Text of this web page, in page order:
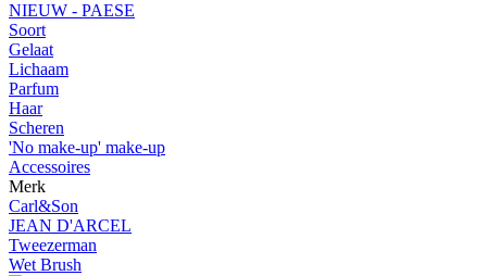
NIEUW - PAESE
Soort
Gelaat
Lichaam
Parfum
Haar
Scheren
'No make-up' make-up
Accessoires
Merk
Carl&Son
JEAN D'ARCEL
Tweezerman
Wet Brush